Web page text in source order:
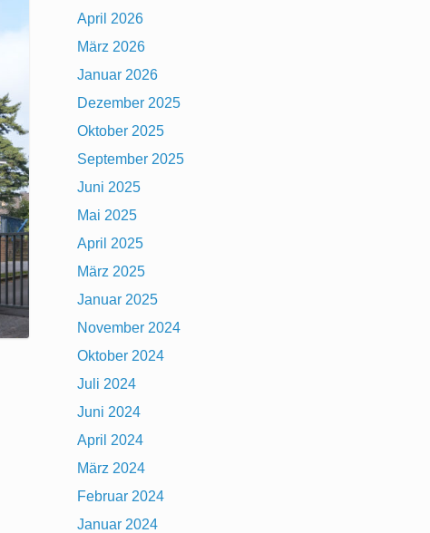
April 2026
März 2026
Januar 2026
Dezember 2025
Oktober 2025
September 2025
Juni 2025
Mai 2025
April 2025
März 2025
Januar 2025
November 2024
Oktober 2024
Juli 2024
Juni 2024
April 2024
März 2024
Februar 2024
Januar 2024